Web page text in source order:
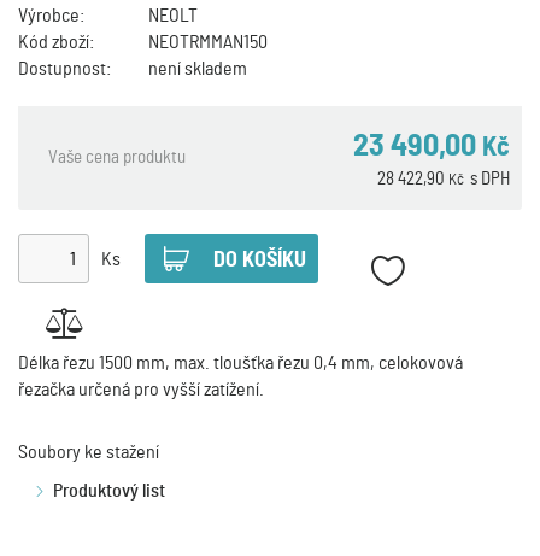
Výrobce:
NEOLT
Kód zboží:
NEOTRMMAN150
Dostupnost:
není skladem
Vaše cena produktu 23 490,00 Kč
s DPH
28 422,90 Kč
Ks
Délka řezu 1500 mm, max. tloušťka řezu 0,4 mm, celokovová
řezačka určená pro vyšší zatížení.
Soubory ke stažení
Produktový list